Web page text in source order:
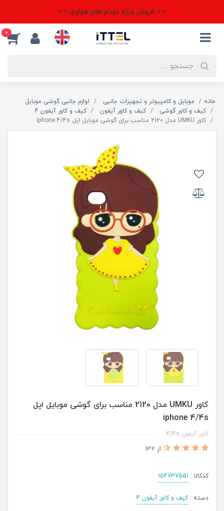
⭐⭐ فروش ویژه مودم های هواوی ⭐⭐
0
خانه موبایل و کامپیوتر و تجهیزات جانبی
لوازم جانبی گوشی موبایل
کیف و کاور گوشی
کیف و کاور آیفون
کیف و کاور آیفون 4
کاور UMKU مدل 2120 مناسب برای گوشی موبایل اپل iphone 4/4s
کاور UMKU مدل 2120 مناسب برای گوشی موبایل اپل
iphone 4/4s
کاور آیفون 4/4s
از 132
کدکالا : 154737551
دسته :کیف و کاور آیفون 4